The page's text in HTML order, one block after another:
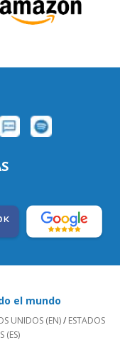
el mundo
UNIDOS (EN)/ ESTADOS
(ES)